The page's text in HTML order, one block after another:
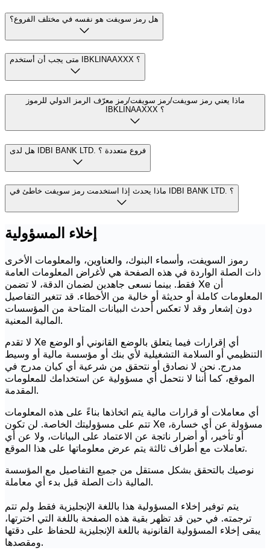
هل رمز سويفت هو نفسه في مختلف الفروع؟
متى يجب أن أستخدم IBKLINAAXXX ؟
ماذا يعني رمز سويفت/رمز سويفت/رمز معرّف الرمز الدولي للرموز
IBKLINAAXXX ؟
هل لدى IDBI BANK LTD. فروع متعددة ؟
ماذا يحدث إذا استخدمت رمز سويفت خاطئ في IDBI BANK LTD. ؟
إخلاء المسؤولية
رموز السويفت، وأسماء البنوك، والعناوين، والمعلومات الأخرى
ذات الصلة الواردة في هذه الصفحة هي لأغراض المعلومات العامة
فقط. بينما نسعى جاهدين لضمان الدقة، لا تضمن Xe أن
المعلومات كاملة أو حديثة أو خالية من الأخطاء. قد تتغير التفاصيل
دون إشعار وقد لا تعكس أحدث البيانات المتاحة من المؤسسات
المالية المعنية.
لا تقدم Xe أي إقرارات فيما يتعلق بالوضع القانوني أو الوضع
التنظيمي أو السلامة التشغيلية لأي بنك أو مؤسسة مالية أو وسيط
مدرج. نحن لا نصادق أو نتحقق من شرعية أي كيان مدرج في
الموقع، كما أننا لا نتحمل أي مسؤولية عن استخدامك للمعلومات
المقدمة.
أي معاملات أو قرارات مالية يتم اتخاذها بناءً على هذه المعلومات
تتم على مسؤوليتك الخاصة. لن تكون Xe مسؤولة عن أي خسارة،
أو تأخير، أو أضرار ناتجة عن الاعتماد على البيانات، ولا عن أي
تعاملات مع أطراف ثالثة يتم عرض معلوماتها على هذا الموقع.
نوصيك بالتحقق بشكل مستقل من جميع التفاصيل مع المؤسسة
المالية ذات الصلة قبل بدء أي معاملة.
يتم توفير إخلاء المسؤولية هذا باللغة الإنجليزية فقط ولم تتم
ترجمته. في حين قد تظهر بقية هذه الصفحة باللغة التي اخترتها،
يبقى إخلاء المسؤولية القانونية باللغة الإنجليزية للحفاظ على دقتها
ومقصدها.